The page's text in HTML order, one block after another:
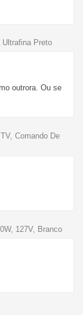
Ultrafina Preto
outrora. Ou se
Comando De
127V, Branco